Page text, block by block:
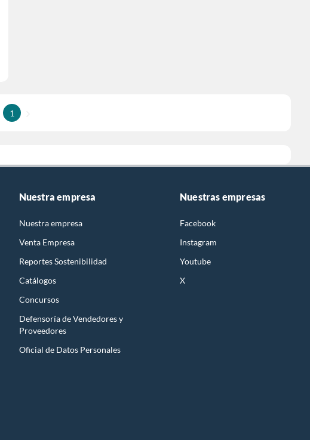
1
Nuestra empresa
Nuestra empresa
Venta Empresa
Reportes Sostenibilidad
Catálogos
Concursos
Defensoría de Vendedores y
Proveedores
Oficial de Datos Personales
Nuestras empresas
Facebook
Instagram
Youtube
X